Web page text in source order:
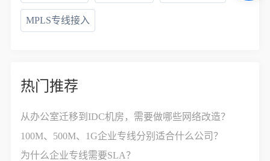
MPLS专线接入
热门推荐
从办公室迁移到IDC机房，需要做哪些网络改造？
100M、500M、1G企业专线分别适合什么公司？
为什么企业专线需要SLA？